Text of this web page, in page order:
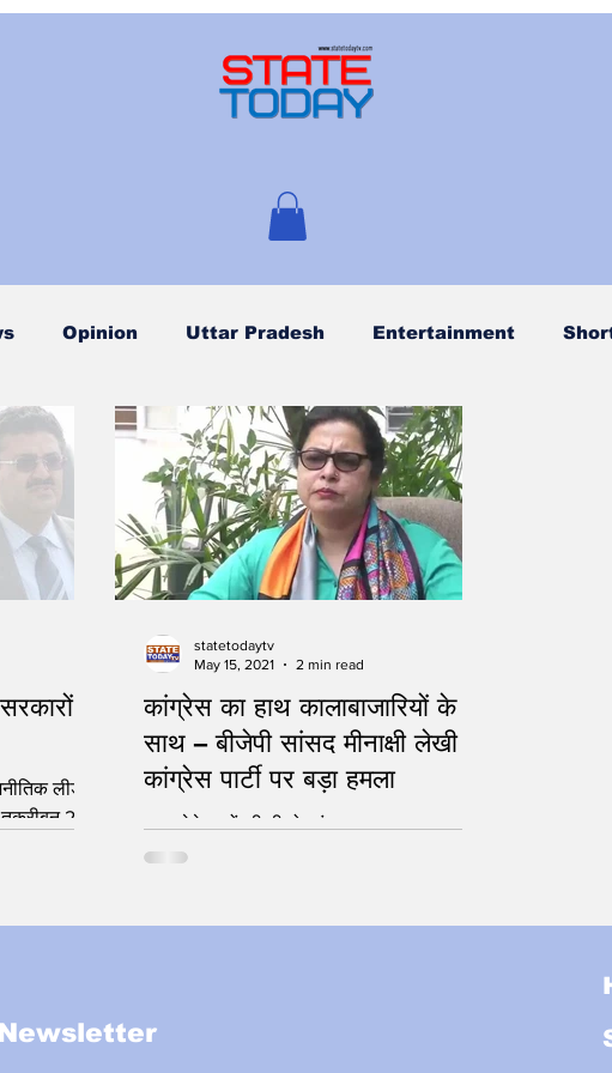
Opinion Uttar Pradesh Entertainment
लीडरों
20
कांग्रेस का हाथ कालाबाजारियों के
साथ – बीजेपी सांसद मीनाक्षी लेखी का
कांग्रेस पार्टी पर बड़ा हमला
मदद लेने वालों की भी हो जांच
statetodaytv
May 15, 2021
2 min read